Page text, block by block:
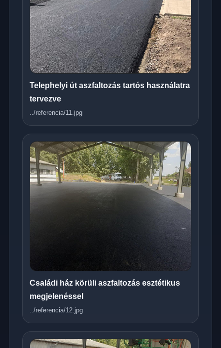
Telephelyi út aszfaltozás tartós használatra
tervezve
../referencia/11.jpg
Családi ház körüli aszfaltozás esztétikus
megjelenéssel
../referencia/12.jpg